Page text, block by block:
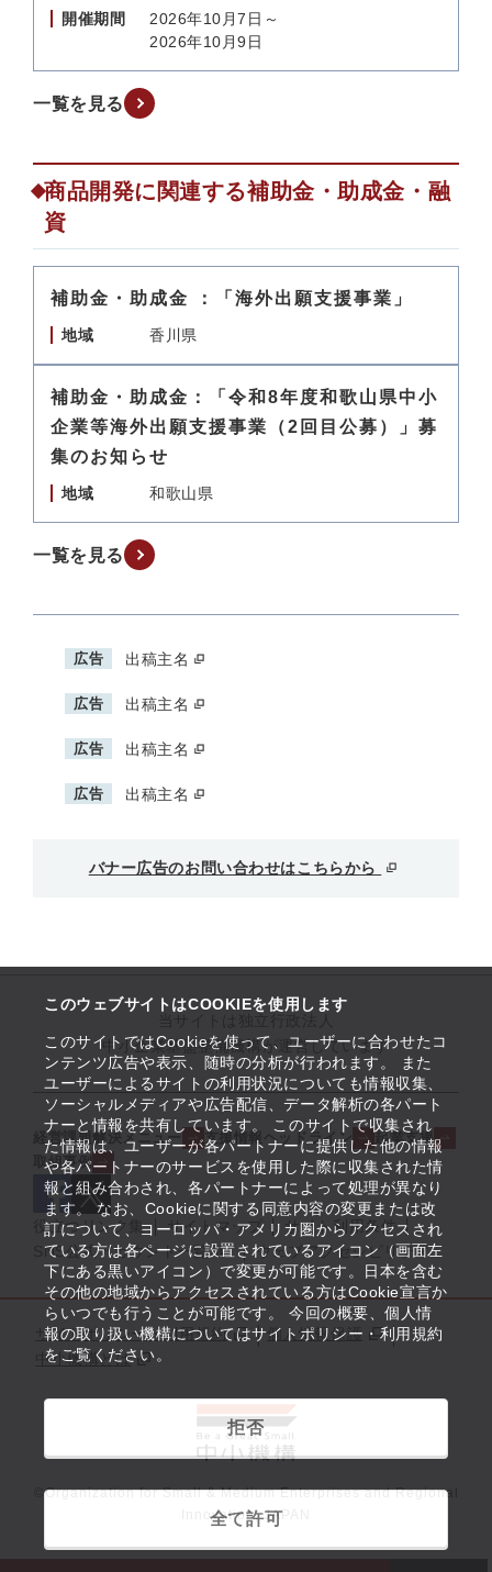
このウェブサイトはCOOKIEを使用します
このサイトではCookieを使って、ユーザーに合わせたコ
ンテンツ広告や表示、随時の分析が行われます。 また
ユーザーによるサイトの利用状況についても情報収集、
ソーシャルメディアや広告配信、データ解析の各パート
ナーと情報を共有しています。 このサイトで収集され
た情報は、ユーザーが各パートナーに提供した他の情報
や各パートナーのサービスを使用した際に収集された情
報と組み合わされ、各パートナーによって処理が異なり
ます。 なお、Cookieに関する同意内容の変更または改
訂について、ヨーロッパ・アメリカ圏からアクセスされ
ている方は各ページに設置されているアイコン（画面左
下にある黒いアイコン）で変更が可能です。日本を含む
その他の地域からアクセスされている方はCookie宣言か
らいつでも行うことが可能です。 今回の概要、個人情
報の取り扱い機構についてはサイトポリシー・利用規約
をご覧ください。
拒否
全て許可
開催期間
2026年10月7日～
2026年10月9日
一覧を見る
商品開発に関連する補助金・助成金・融
資
補助金・助成金 ：「海外出願支援事業」
地域 香川県
補助金・助成金：「令和8年度和歌山県中小
企業等海外出願支援事業（2回目公募）」募
集のお知らせ
地域 和歌山県
一覧を見る
広告 出稿主名
広告 出稿主名
広告 出稿主名
広告 出稿主名
バナー広告のお問い合わせはこちらから
中小企業基盤整備機構が運営しています
経営課題解決メニュー 支援情報ヘッドライン
起業支援
取組事例
役立つリンク集 サイトマップ
サイト利用条件
SNS公式アカウント一覧
ウェブアクセシビリティ
サイトポリシー・利用規約
個人情報保護
中小機構とは
©Organization for Small & Medium Enterprises and Regional
Innovation, JAPAN